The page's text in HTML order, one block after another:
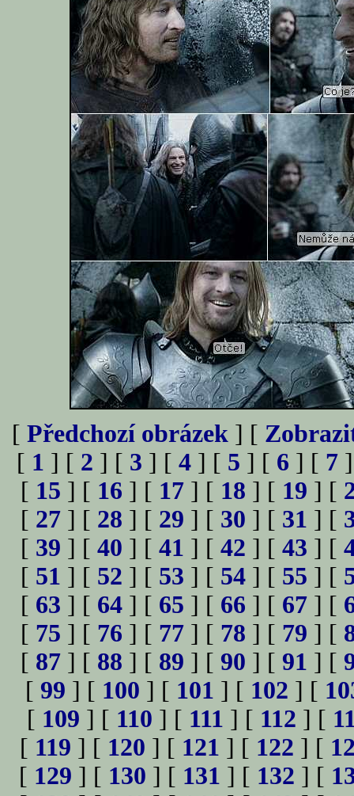
[ Předchozí obrázek ] [
[ 1 ] [ 2 ] [ 3 ] [ 4 ] [ 5 ] [ 6 ] [ 7
[ 15 ] [ 16 ] [ 17 ] [ 18 ] [ 19 ] [
[ 27 ] [ 28 ] [ 29 ] [ 30 ] [ 31 ] [
[ 39 ] [ 40 ] [ 41 ] [ 42 ] [ 43 ] [
[ 51 ] [ 52 ] [ 53 ] [ 54 ] [ 55 ] [
[ 63 ] [ 64 ] [ 65 ] [ 66 ] [ 67 ] [
[ 75 ] [ 76 ] [ 77 ] [ 78 ] [ 79 ] [
[ 87 ] [ 88 ] [ 89 ] [ 90 ] [ 91 ] [
[ 99 ] [ 100 ] [ 101 ] [ 102 ] [
[ 109 ] [ 110 ] [ 111 ] [ 112 ] [
[ 119 ] [ 120 ] [ 121 ] [ 122 ] [
[ 129 ] [ 130 ] [ 131 ] [ 132 ] [